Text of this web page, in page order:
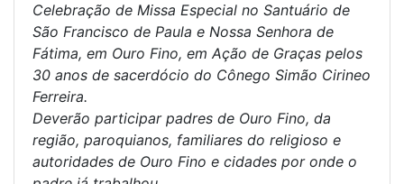
Celebração de Missa Especial no Santuário de
São Francisco de Paula e Nossa Senhora de
Fátima, em Ouro Fino, em Ação de Graças pelos
30 anos de sacerdócio do Cônego Simão Cirineo
Ferreira.
Deverão participar padres de Ouro Fino, da
região, paroquianos, familiares do religioso e
autoridades de Ouro Fino e cidades por onde o